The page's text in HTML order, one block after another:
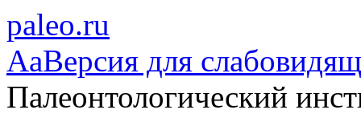
paleo.ru
AaВерсия для
Палеонтологический